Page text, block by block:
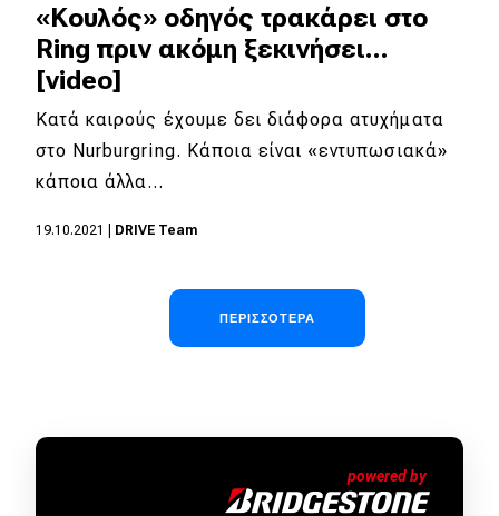
«Κουλός» οδηγός τρακάρει στο
Ring πριν ακόμη ξεκινήσει...
[video]
Κατά καιρούς έχουμε δει διάφορα ατυχήματα
στο Nurburgring. Κάποια είναι «εντυπωσιακά»
κάποια άλλα…
19.10.2021 DRIVE Team
ΠΕΡΙΣΣΌΤΕΡΑ